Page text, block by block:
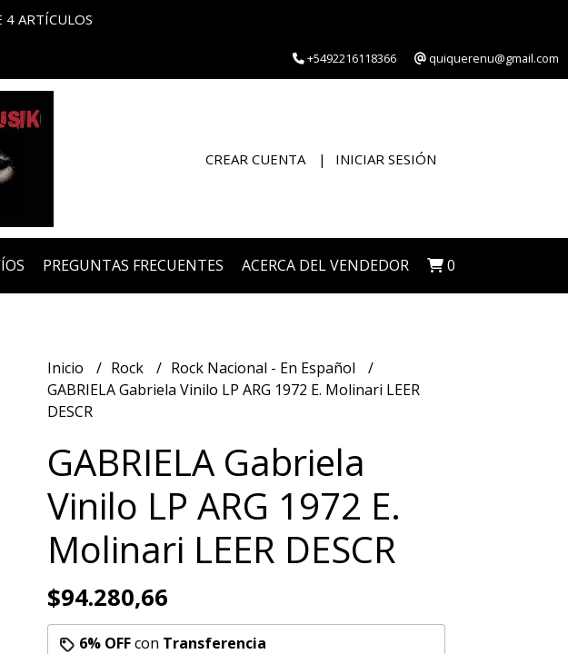
4 ARTÍCULOS
+5492216118366 quiquerenu@gmail.com
CREAR CUENTA INICIAR SESIÓN
PREGUNTAS FRECUENTES ACERCA DEL VENDEDOR 0
Inicio Rock
Rock Nacional - En Español
GABRIELA Gabriela Vinilo LP ARG 1972 E. Molinari LEER
DESCR
GABRIELA Gabriela
Vinilo LP ARG 1972 E.
Molinari LEER DESCR
$94.280,66
6% OFFcon Transferencia